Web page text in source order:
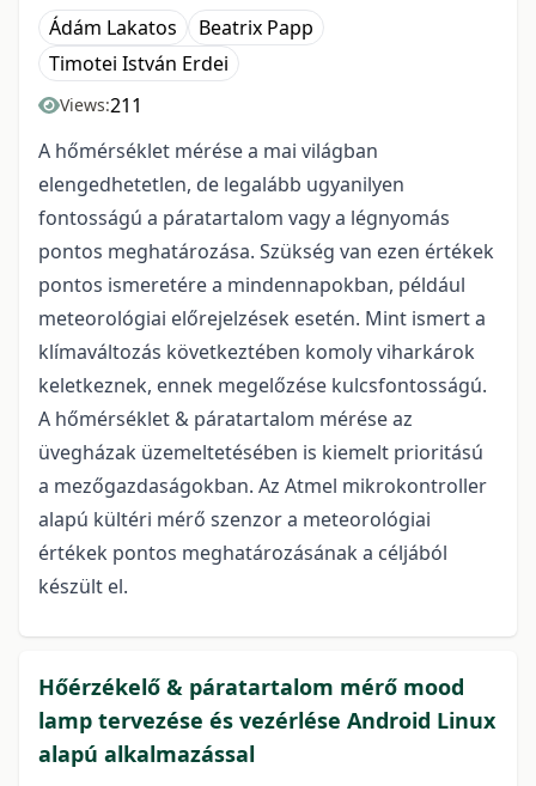
Ádám Lakatos
Beatrix Papp
Timotei István Erdei
Views:211
A hőmérséklet mérése a mai világban
elengedhetetlen, de legalább ugyanilyen
fontosságú a páratartalom vagy a légnyomás
pontos meghatározása. Szükség van ezen értékek
pontos ismeretére a mindennapokban, például
meteorológiai előrejelzések esetén. Mint ismert a
klímaváltozás következtében komoly viharkárok
keletkeznek, ennek megelőzése kulcsfontosságú.
A hőmérséklet & páratartalom mérése az
üvegházak üzemeltetésében is kiemelt prioritású
a mezőgazdaságokban. Az Atmel mikrokontroller
alapú kültéri mérő szenzor a meteorológiai
értékek pontos meghatározásának a céljából
készült el.
Hőérzékelő & páratartalom mérő mood
lamp tervezése és vezérlése Android Linux
alapú alkalmazással